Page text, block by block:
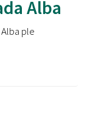
Alba
ple